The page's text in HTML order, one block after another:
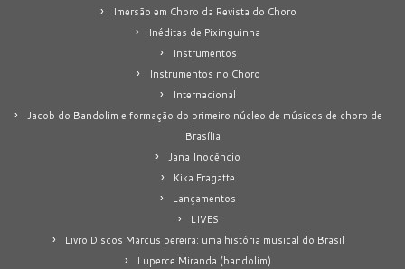
Imersão em Choro da Revista do Choro
Inéditas de Pixinguinha
Instrumentos
Instrumentos no Choro
Internacional
Jacob do Bandolim e formação do primeiro núcleo de músicos de choro de
Brasília
Jana Inocêncio
Kika Fragatte
Lançamentos
LIVES
Livro Discos Marcus pereira: uma história musical do Brasil
Luperce Miranda (bandolim)